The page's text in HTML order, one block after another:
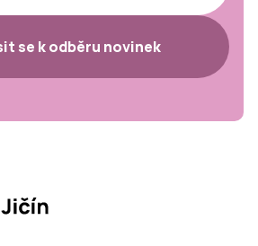
se k odběru novinek